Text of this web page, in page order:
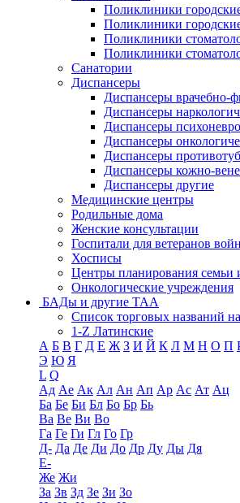
Поликлиники
Поликлиники
Поликлиники
Поликлиники
Санатории
Диспансеры
Диспансеры врачебно-
Диспансеры
Диспансеры
Диспансеры
Диспансеры
Диспансеры кожно-
Диспансеры другие
Медицинские центры
Родильные дома
Женские консультации
Госпитали для ветеранов войн
Хосписы
Центры планирования семьи
Онкологические учреждения
БАДы и другие ТАА
Список торговых названий
1-Z Латинские
А Б В Г Д Е Ж З И Й К Л М Н О П
Э Ю Я
L Q
Ад Ае Ак Ал Ан Ап Ар Ас Ат Ац
Ба Бе Би Бл Бо Бр Бь
Ва Ве Ви Во
Га Ге Ги Гл Го Гр
Д- Да Де Ди До Др Ду Ды Дя
Е-
Же Жи
За Зв Зд Зе Зи Зо